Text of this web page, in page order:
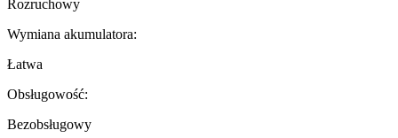
Rozruchowy
Wymiana akumulatora:
Łatwa
Obsługowość:
Bezobsługowy